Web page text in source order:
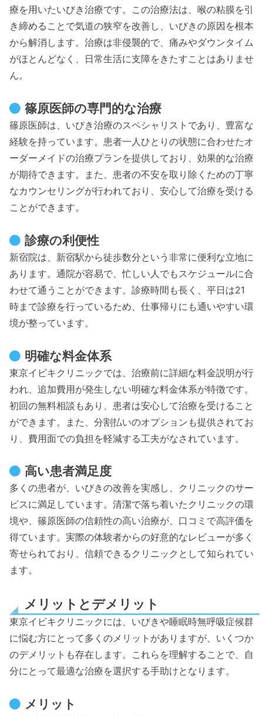
療を用いたいびき治療です。この治療法は、喉の粘膜を引
き締めることで気道の狭窄を改善し、いびきの原因を根本
から解消します。治療は非侵襲的で、痛みやダウンタイム
がほとんどなく、日常生活に支障をきたすことはありませ
ん。
篠原医師の専門的な治療
篠原医師は、いびき治療のスペシャリストであり、豊富な
経験を持っています。患者一人ひとりの状態に合わせたオ
ーダーメイドの治療プランを提供しており、効果的な治療
が期待できます。また、患者の不安を取り除くための丁寧
なカウンセリングが行われており、安心して治療を受ける
ことができます。
診療の利便性
新宿院は、新宿駅から徒歩数分という非常に便利な立地に
あります。通院が容易で、忙しい人でもスケジュールに合
わせて通うことができます。診療時間も長く、平日は21
時まで診療を行っているため、仕事帰りにも通いやすい環
境が整っています。
明確な料金体系
東京イビキクリニックでは、治療前に詳細な料金説明が行
われ、追加費用が発生しない明確な料金体系が特徴です。
初回の無料相談もあり、患者は安心して治療を受けること
ができます。また、分割払いのオプションも提供されてお
り、費用面での負担を軽減する工夫がなされています。
高い患者満足度
多くの患者が、いびきの改善を実感し、クリニックのサー
ビスに満足しています。清潔で落ち着いたクリニックの環
境や、篠原医師の信頼性の高い治療が、口コミで高評価を
得ています。実際の体験者からの好意的なレビューが多く
寄せられており、信頼できるクリニックとして知られてい
ます。
メリットとデメリット
東京イビキクリニックには、いびきや睡眠時無呼吸症候群
に悩む方にとって多くのメリットがありますが、いくつか
のデメリットも存在します。これらを理解することで、自
分にとって最適な治療を選択する手助けとなります。
メリット